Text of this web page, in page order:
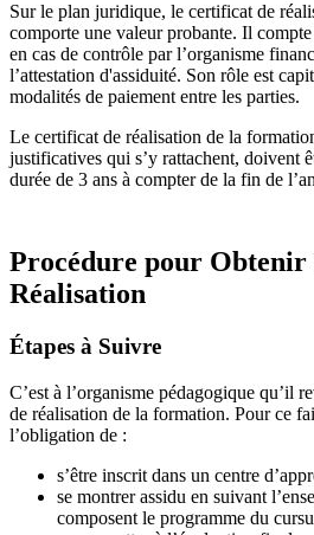
Sur le plan juridique, le certificat de
comporte une valeur probante. Il
en cas de contrôle par l’organisme
l’attestation d'assiduité. Son rôle est
modalités de paiement entre les parties.
Le certificat de réalisation de la
justificatives qui s’y rattachent, doivent
durée de 3 ans à compter de la fin de
Procédure pour
Réalisation
Étapes à Suivre
C’est à l’organisme pédagogique qu’il
de réalisation de la formation. Pour ce
l’obligation de :
s’être inscrit dans un centre
se montrer assidu en suivant
composent le programme du